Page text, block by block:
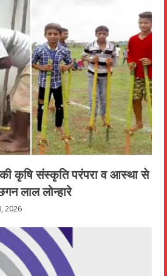
कृषि संस्कृति परंपरा व आस्था से
लाल लोन्हारे
2026